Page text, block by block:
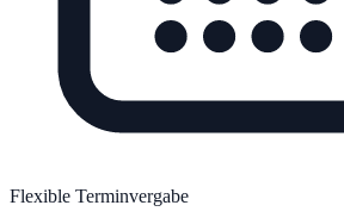
Flexible Terminvergabe